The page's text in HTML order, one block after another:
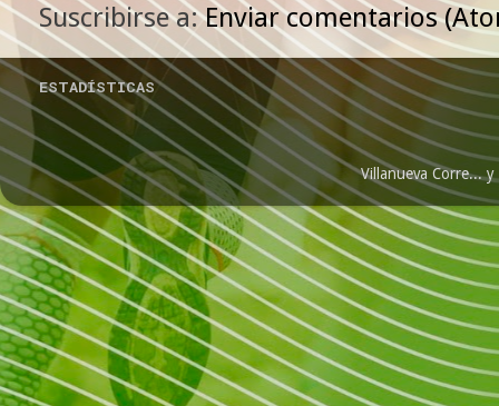
Suscribirse a:Enviar comentarios
ESTADÍSTICAS
Villanueva Corre...